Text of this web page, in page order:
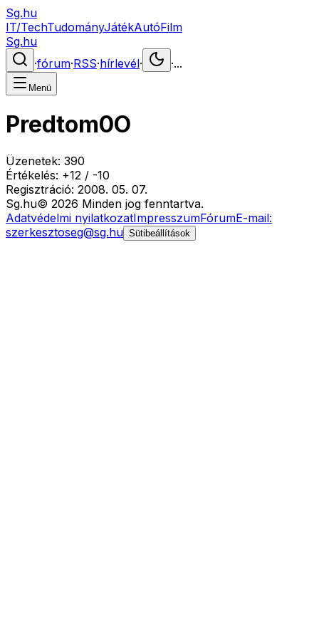
Sg.hu
IT/TechTudományJátékAutóFilm
Sg.hu
·fórum·RSS·hírlevél· ·...
Menü
Predtom0O
Üzenetek: 390
Értékelés: +12 / -10
Regisztráció: 2008. 05. 07.
Sg.hu© 2026 Minden jog fenntartva.
Adatvédelmi nyilatkozatImpresszumFórumE-mail:
szerkesztoseg@sg.hu Sütibeállítások